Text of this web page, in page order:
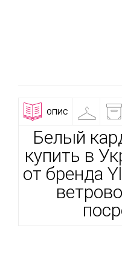
ОПИС
Белый
купить в
от бренда